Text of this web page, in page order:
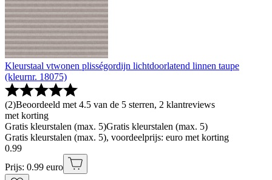
Kleurstaal vtwonen plisségordijn lichtdoorlatend linnen taupe
(kleurnr. 18075)
(2)Beoordeeld met 4.5 van de 5 sterren, 2 klantreviews
met korting
Gratis kleurstalen (max. 5)Gratis kleurstalen (max. 5)
Gratis kleurstalen (max. 5), voordeelprijs: euro met korting
0.99
Prijs: 0.99 euro